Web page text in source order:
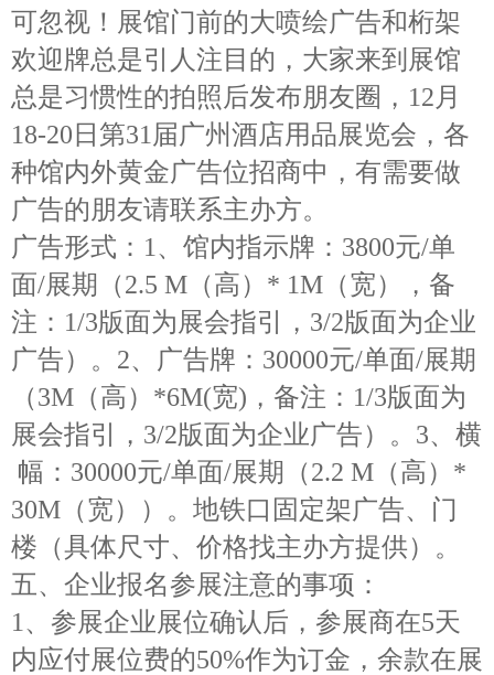
可忽视！ 展馆门前的大喷绘广告和桁架
欢迎牌总是引人注目的，大家来到展馆
总是习惯性的拍照后发布朋友圈， 12月
18-20日第31届广州酒店用品展览会，各
种馆内外黄金广告位招商中，有需要做
广告的朋友请联系主办方。
广告形式： 1、馆内指示牌：3800元/单
面/展期（2.5 M（高）* 1M（宽），备
注：1/3版面为展会指引，3/2版面为企业
广告）。2、广告牌：30000元/单面/展期
（3M（高）*6M(宽) ，备注： 1/3版面为
展会指引，3/2版面为企业广告）。 3、横
幅：30000元/单面/展期（2.2 M（高）*
30M（宽））。地铁口固定架广告、门
楼（具体尺寸、 价格找主办方提供）。
五、企业报名参展注意的事项：
1 、参展企业展位确认后，参展商在5天
内应付展位费的50%作为订金，余款在展